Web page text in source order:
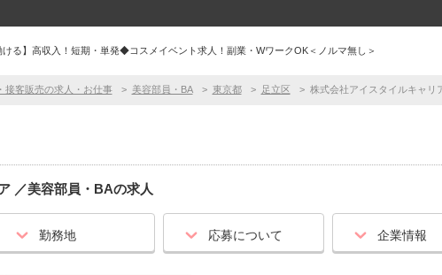
ける】高収入！短期・単発◆コスメイベント求人！副業・WワークOK＜ノルマ無し＞
接客販売の求人・お仕事 美容部員・BA 東京都 足立区 株式会社アイスタイルキャリ
／美容部員・BAの求人
勤務地 応募について 企業情報